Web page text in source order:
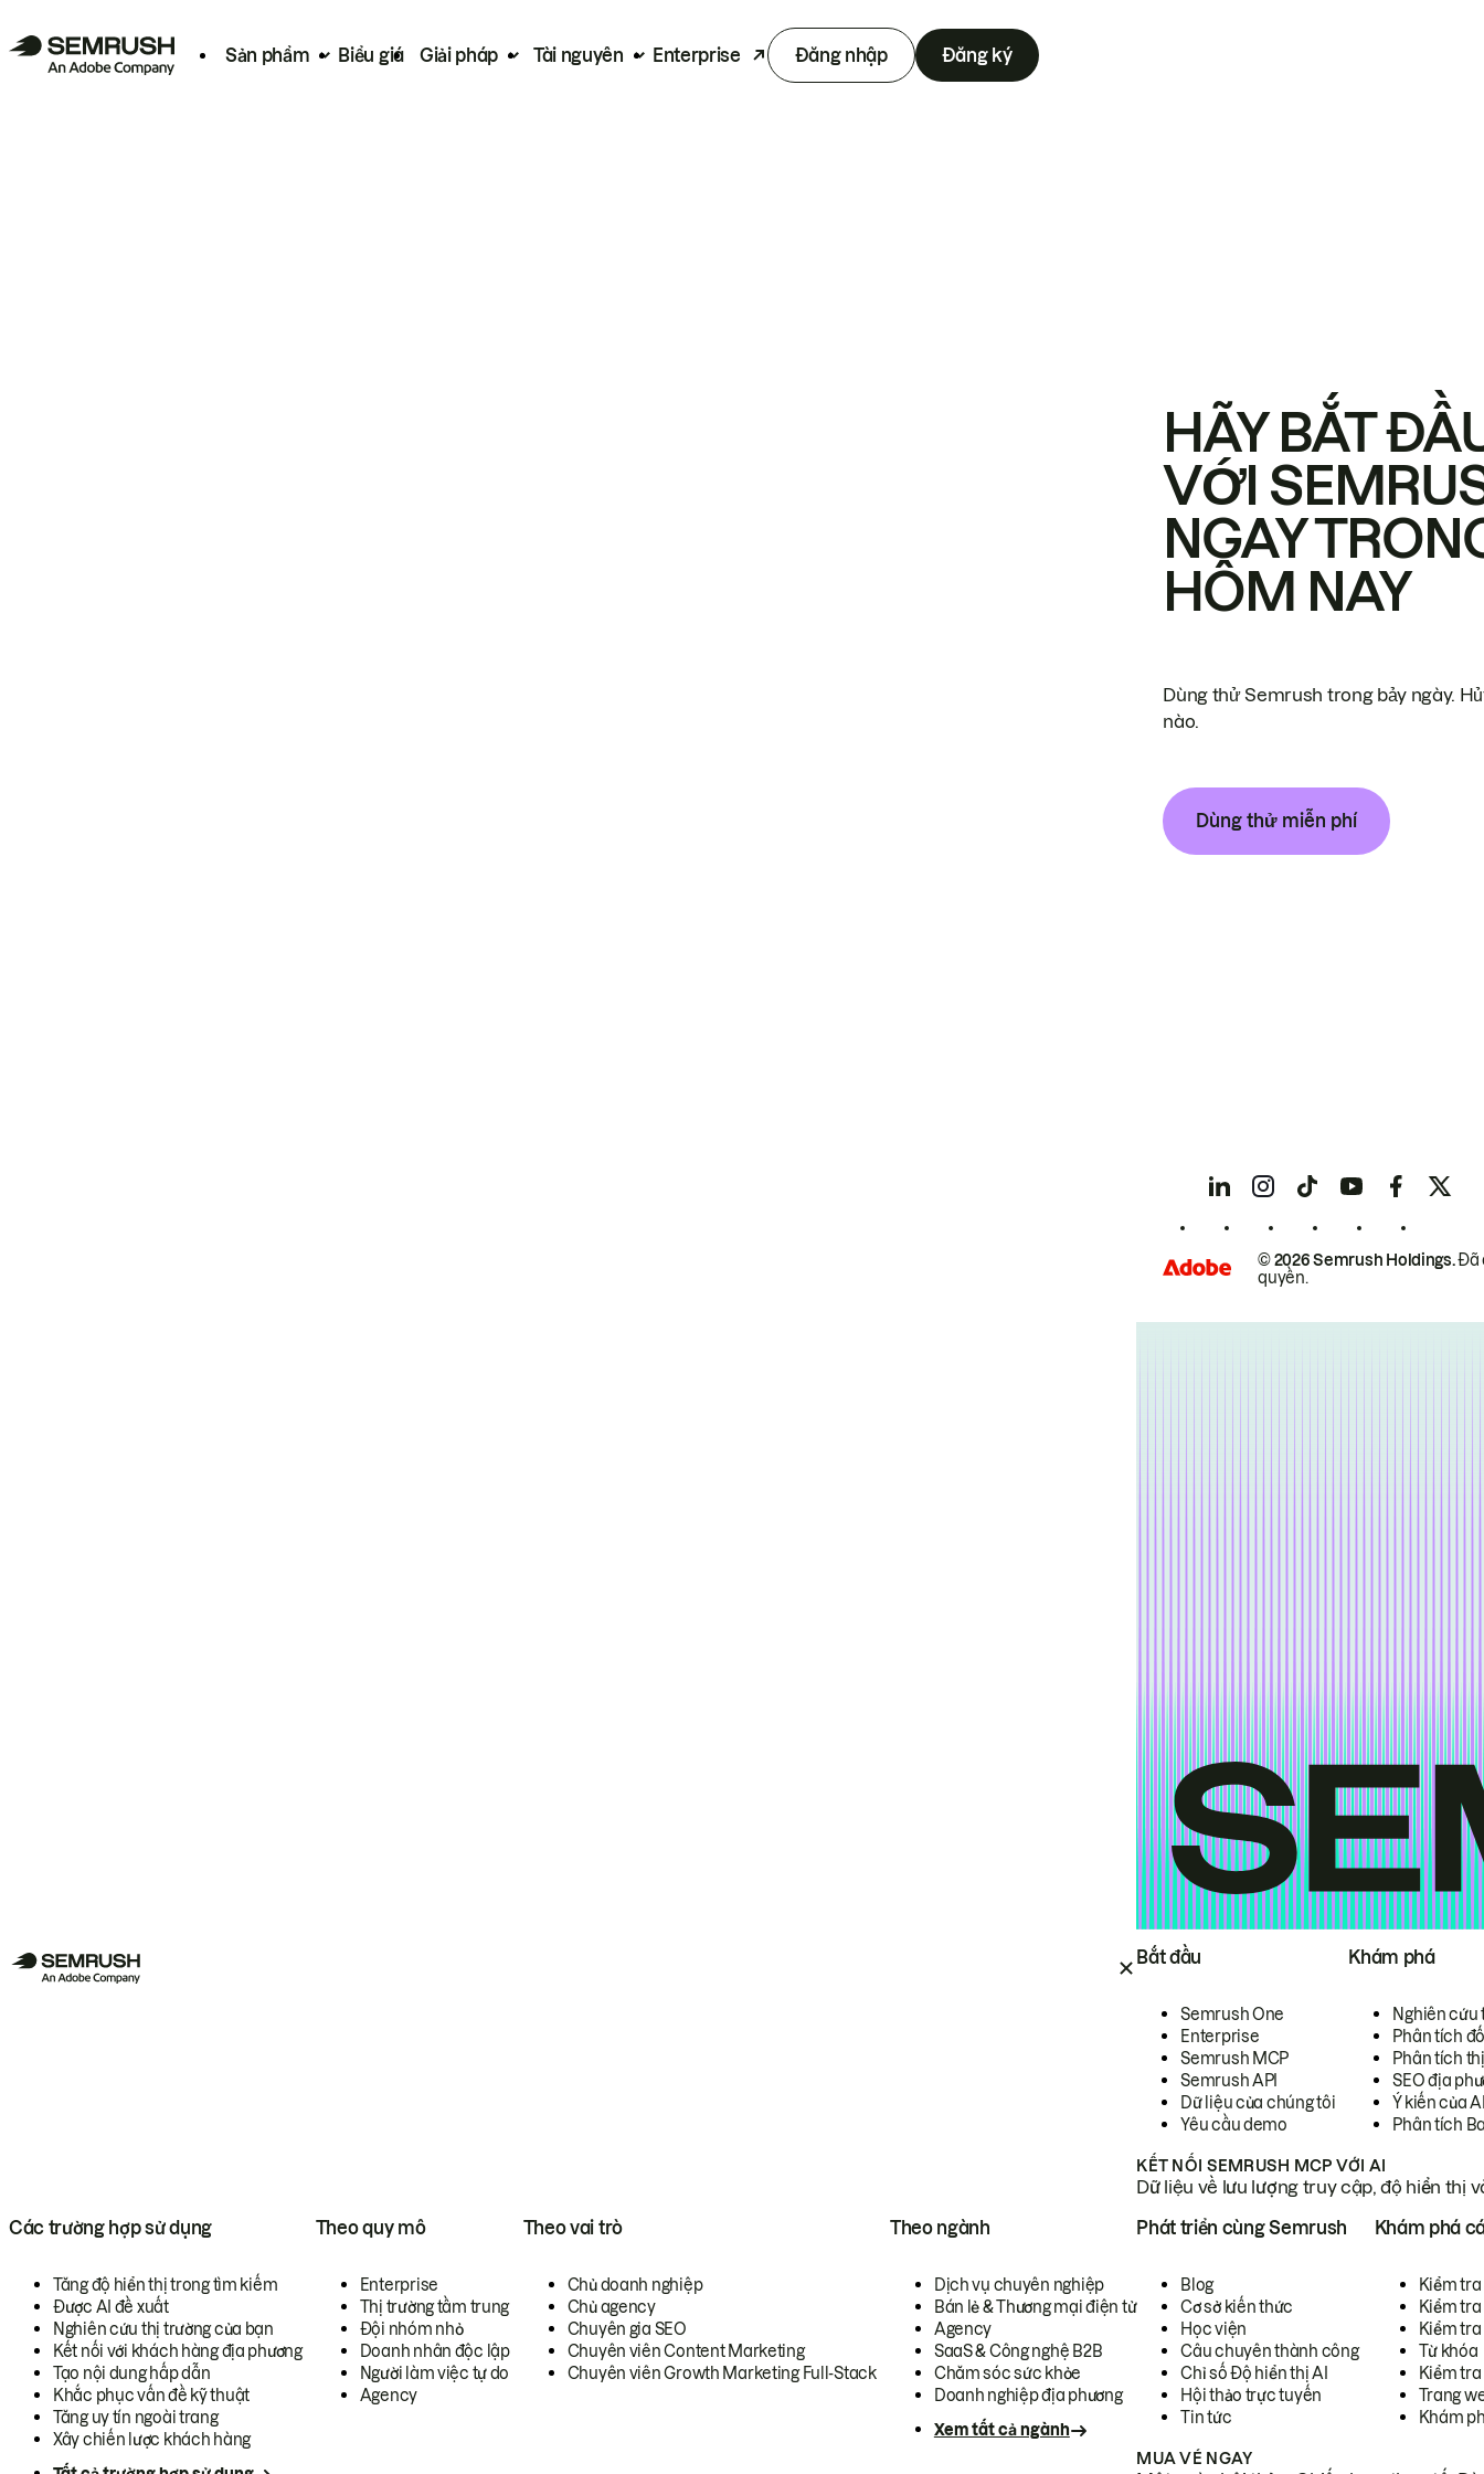
Sản phẩm Biểu giá Giải pháp Tài nguyên Enterprise Đăng nhập Đăng ký
Bắt đầu
Semrush One
Enterprise
Semrush MCP
Semrush API
Dữ liệu của chúng tôi
Yêu cầu demo
Khám phá
Nghiên cứu
Phân tích
Phân tích
SEO địa
Ý kiến của
Phân tích
KẾT NỐI SEMRUSH MCP VỚI AI
Dữ liệu về lưu lượng truy cập, độ hiển thị
Các trường hợp sử dụng
Tăng độ hiển thị trong tìm kiếm
Được AI đề xuất
Nghiên cứu thị trường của bạn
Kết nối với khách hàng địa phương
Tạo nội dung hấp dẫn
Khắc phục vấn đề kỹ thuật
Tăng uy tín ngoài trang
Xây chiến lược khách hàng
Theo quy mô
Enterprise
Thị trường tầm trung
Đội nhóm nhỏ
Doanh nhân độc lập
Người làm việc tự do
Agency
Theo vai trò
Chủ doanh nghiệp
Chủ agency
Chuyên gia SEO
Chuyên viên Content Marketing
Chuyên viên Growth Marketing Full-Stack
Theo ngành
Dịch vụ chuyên nghiệp
Bán lẻ & Thương mại điện tử
Agency
SaaS & Công nghệ B2B
Chăm sóc sức khỏe
Doanh nghiệp địa phương
Xem tất cả ngành
Phát triển cùng Semrush
Blog
Cơ sở kiến thức
Học viện
Câu chuyên thành công
Chỉ số Độ hiển thị AI
Hội thảo trực tuyến
Tin tức
Khám phá
Kiểm
Kiểm tra
Kiểm
Từ khóa
Kiểm
Trang
Khám
MUA VÉ NGAY
HÃY BẮT
VỚI
NGAY
HÔM NAY
Dùng thử Semrush trong bảy ngày.
nào.
Dùng thử miễn phí
© 2026 Semrush Holdings.Đã
quyền.